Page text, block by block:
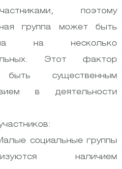
поэтому
группа может быть
на несколько
Этот фактор
существенным
в деятельности
социальные группы
наличием